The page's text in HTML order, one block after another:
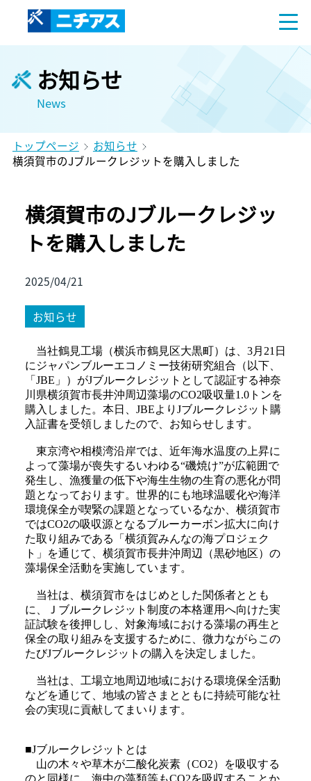
お知らせ
News
トップページ
お知らせ
横須賀市のJブルークレジットを購入しました
横須賀市のJブルークレジッ
トを購入しました
2025/04/21
お知らせ
当社鶴見工場（横浜市鶴見区大黒町）は、3月21日
にジャパンブルーエコノミー技術研究組合（以下、
「JBE」）がJブルークレジットとして認証する神奈
川県横須賀市長井沖周辺藻場のCO2吸収量1.0トンを
購入しました。本日、JBEよりJブルークレジット購
入証書を受領しましたので、お知らせします。
東京湾や相模湾沿岸では、近年海水温度の上昇に
よって藻場が喪失するいわゆる“磯焼け”が広範囲で
発生し、漁獲量の低下や海生生物の生育の悪化が問
題となっております。世界的にも地球温暖化や海洋
環境保全が喫緊の課題となっているなか、横須賀市
ではCO2の吸収源となるブルーカーボン拡大に向け
た取り組みである「横須賀みんなの海プロジェク
ト」を通じて、横須賀市長井沖周辺（黒砂地区）の
藻場保全活動を実施しています。
当社は、横須賀市をはじめとした関係者ととも
に、Ｊブルークレジット制度の本格運用へ向けた実
証試験を後押しし、対象海域における藻場の再生と
保全の取り組みを支援するために、微力ながらこの
たびJブルークレジットの購入を決定しました。
当社は、工場立地周辺地域における環境保全活動
などを通じて、地域の皆さまとともに持続可能な社
会の実現に貢献してまいります。
■Jブルークレジットとは
山の木々や草木が二酸化炭素（CO2）を吸収する